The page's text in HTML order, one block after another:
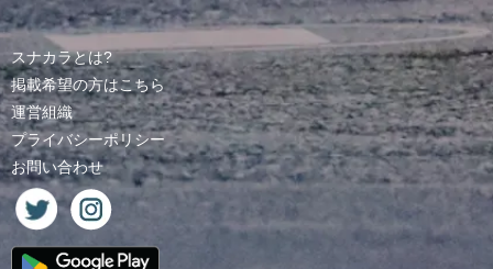
スナカラとは?
掲載希望の方はこちら
運営組織
プライバシーポリシー
お問い合わせ